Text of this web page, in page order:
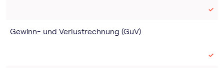
Gewinn- und Verlustrechnung (GuV)